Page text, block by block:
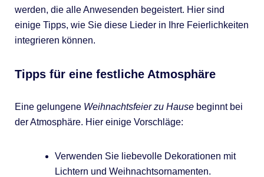
werden, die alle Anwesenden begeistert. Hier sind
einige Tipps, wie Sie diese Lieder in Ihre Feierlichkeiten
integrieren können.
Tipps für eine festliche Atmosphäre
Eine gelungene Weihnachtsfeier zu Hausebeginnt bei
der Atmosphäre. Hier einige Vorschläge:
Verwenden Sie liebevolle Dekorationen mit
Lichtern und Weihnachtsornamenten.